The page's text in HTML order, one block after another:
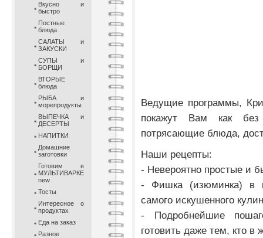
Вкусно и
быстро
Постные
блюда
САЛАТЫ и
ЗАКУСКИ
СУПЫ и
БОРЩИ
ВТОРЫЕ
блюда
РЫБА и
морепродукты
ВЫПЕЧКА и
ДЕСЕРТЫ
НАПИТКИ
Домашние
заготовки
Готовим в
МУЛЬТИВАРКЕ
new
Тосты
Интересное о
продуктах
Еда на заказ
Разное
Ведущие программы,
покажут Вам как
потрясающие блюда,
Наши рецепты:
- Невероятно простые и
- Фишка (изюминка) в
самого искушенного
- Подробнейшие
готовить даже тем, кто в